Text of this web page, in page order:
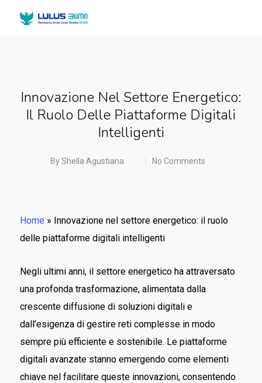
Innovazione Nel Settore Energetico:
Il Ruolo Delle Piattaforme Digitali
Intelligenti
ByShella Agustiana No Comments
Home » Innovazione nel settore energetico: il ruolo
delle piattaforme digitali intelligenti
Negli ultimi anni, il settore energetico ha attraversato
una profonda trasformazione, alimentata dalla
crescente diffusione di soluzioni digitali e
dall’esigenza di gestire reti complesse in modo
sempre più efficiente e sostenibile. Le piattaforme
digitali avanzate stanno emergendo come elementi
chiave nel facilitare queste innovazioni, consentendo